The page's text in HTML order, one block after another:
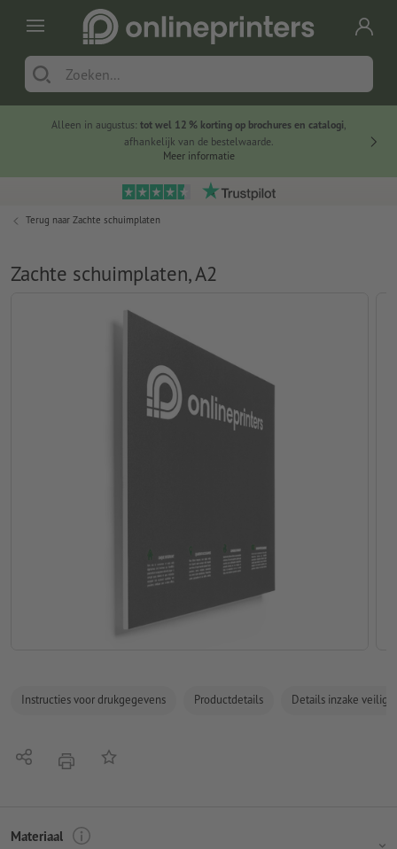
Alleen in augustus: tot wel 12 % korting op brochures en catalogi,
afhankelijk van de bestelwaarde.
Meer informatie
Terug naar Zachte schuimplaten
Zachte schuimplaten, A2
Instructies voor drukgegevens Productdetails Details inzake
Delen afdrukkenOp de lijst
Materiaal